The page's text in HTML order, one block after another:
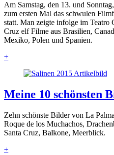
Am Samstag, den 13. und
zum ersten Mal das schwulen
statt. Man zeigte infolge im
Cruz elf Filme aus Brasilien,
Mexiko, Polen und Spanien.
+
Meine 10 schönsten
Zehn schönste Bilder von La
Roque de los Muchachos,
Santa Cruz, Balkone, Meerblick.
+